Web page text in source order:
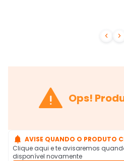
 
 Ops!
 AVISE QUANDO O PRODUTO
Clique aqui e te avisaremos
disponível novamente